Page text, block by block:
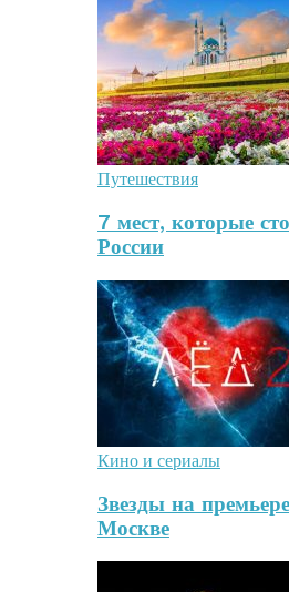
Путешествия
7 мест, которые
России
Кино и сериалы
Звезды на
Москве